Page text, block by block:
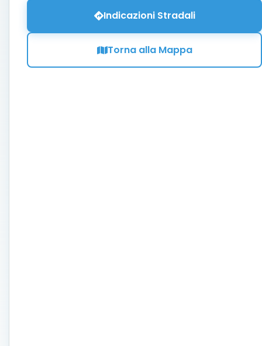
Indicazioni Stradali
Torna alla Mappa